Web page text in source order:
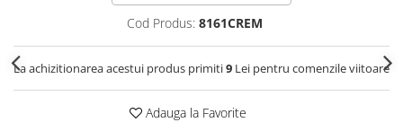
Cod Produs: 8161CREM
La achizitionarea acestui produs primiti9 Lei pentru comenzile viitoare
Adauga la Favorite